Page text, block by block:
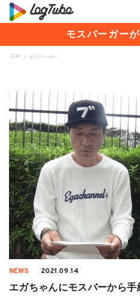
モスバーガー
TOP > モスバーガー
NEWS 2021.09.14
エガちゃんにモスバーから